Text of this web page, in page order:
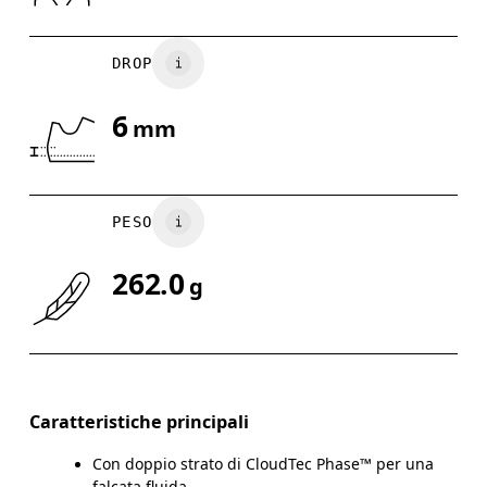
DROP
6mm
PESO
262.0 g
Caratteristiche principali
Con doppio strato di CloudTec Phase™ per una